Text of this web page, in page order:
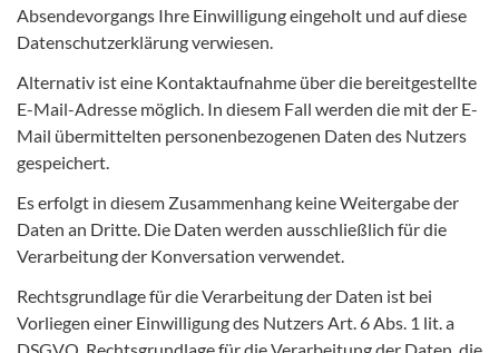
Absendevorgangs Ihre Einwilligung eingeholt und auf diese
Datenschutzerklärung verwiesen.
Alternativ ist eine Kontaktaufnahme über die bereitgestellte
E-Mail-Adresse möglich. In diesem Fall werden die mit der E-
Mail übermittelten personenbezogenen Daten des Nutzers
gespeichert.
Es erfolgt in diesem Zusammenhang keine Weitergabe der
Daten an Dritte. Die Daten werden ausschließlich für die
Verarbeitung der Konversation verwendet.
Rechtsgrundlage für die Verarbeitung der Daten ist bei
Vorliegen einer Einwilligung des Nutzers Art. 6 Abs. 1 lit. a
DSGVO. Rechtsgrundlage für die Verarbeitung der Daten, die